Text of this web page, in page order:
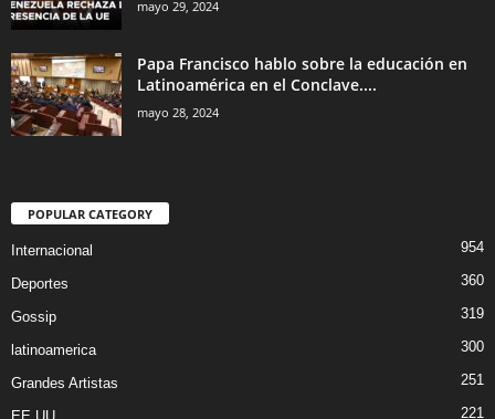
mayo 29, 2024
Papa Francisco hablo sobre la educación en
Latinoamérica en el Conclave....
mayo 28, 2024
POPULAR CATEGORY
Internacional 954
Deportes 360
Gossip 319
latinoamerica 300
Grandes Artistas 251
221